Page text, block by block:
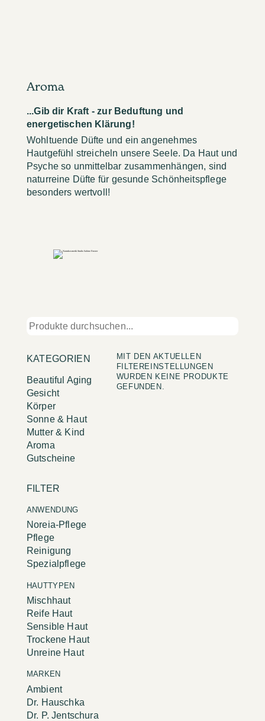
Aroma
...Gib dir Kraft - zur Beduftung und
energetischen Klärung!
Wohltuende Düfte und ein angenehmes
Hautgefühl streicheln unsere Seele. Da Haut und
Psyche so unmittelbar zusammenhängen, sind
naturreine Düfte für gesunde Schönheitspflege
besonders wertvoll!
KATEGORIEN
Beautiful Aging
Gesicht
Körper
Sonne & Haut
Mutter & Kind
Aroma
Gutscheine
FILTER
ANWENDUNG
Noreia-Pflege
Pflege
Reinigung
Spezialpflege
HAUTTYPEN
Mischhaut
Reife Haut
Sensible Haut
Trockene Haut
Unreine Haut
MARKEN
Ambient
Dr. Hauschka
Dr. P. Jentschura
MIT DEN AKTUELLEN
FILTEREINSTELLUNGEN
WURDEN KEINE PRODUKTE
GEFUNDEN.